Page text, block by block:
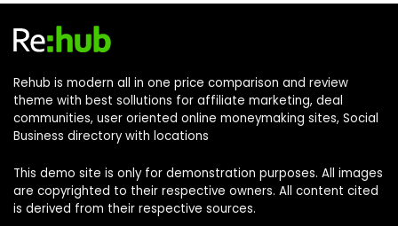
Rehub is modern all in one price comparison and review
theme with best sollutions for affiliate marketing, deal
communities, user oriented online moneymaking sites, Social
Business directory with locations
This demo site is only for demonstration purposes. All images
are copyrighted to their respective owners. All content cited
is derived from their respective sources.